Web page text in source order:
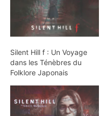
Silent Hill f : Un Voyage
dans les Ténèbres du
Folklore Japonais